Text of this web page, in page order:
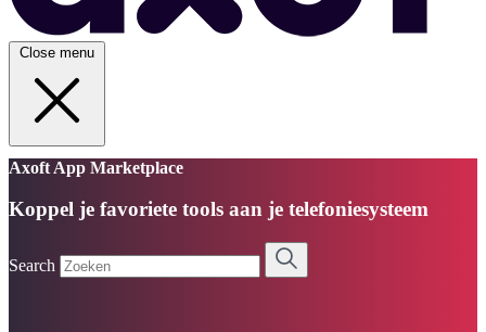
Close menu
Axoft App Marketplace
Koppel je favoriete tools aan je telefoniesysteem
Search